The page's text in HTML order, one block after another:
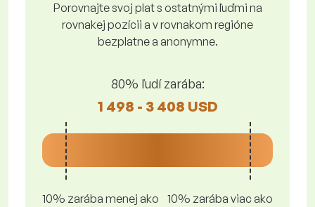
Porovnajte svoj plat s ostatnými ľuďmi na
rovnakej pozícii a v rovnakom regióne
bezplatne a anonymne.
80% ľudí zarába:
1 498 - 3 408 USD
10% zarába menej ako
10% zarába viac ako